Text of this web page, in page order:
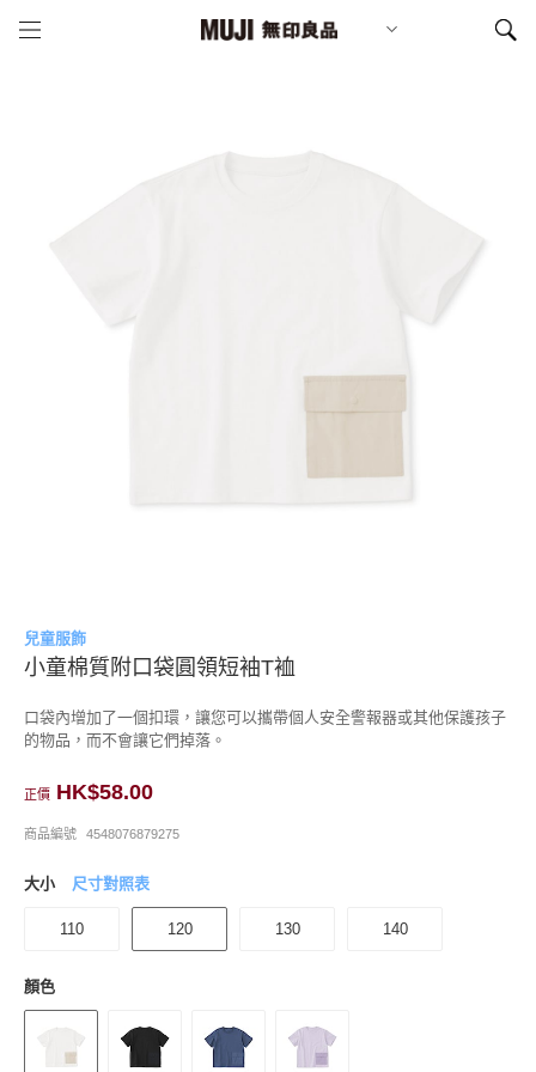
兒童服飾
小童棉質附口袋圓領短袖T裇
口袋內增加了一個扣環，讓您可以攜帶個人安全警報器或其他保護孩子
的物品，而不會讓它們掉落。
正價 HK$58.00
商品編號 4548076879275
大小 尺寸對照表
110 120 130 140
顏色